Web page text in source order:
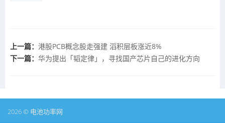
上一篇： 港股PCB概念股走强建 滔积层板涨近8%
下一篇： 华为提出「韬定律」，寻找国产芯片自己的进化方向
2026 © 电池功率网